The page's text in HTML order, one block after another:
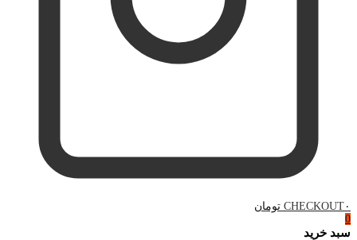
CHECKOUT ۰ تومان
0
سبد خرید